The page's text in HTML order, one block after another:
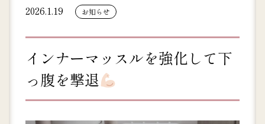
2026.1.19 お知らせ
インナーマッスルを強化して下
っ腹を撃退